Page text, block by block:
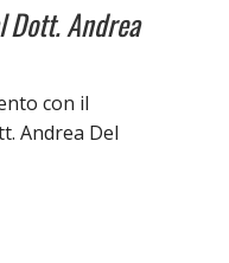
Andrea
con il
Andrea Del